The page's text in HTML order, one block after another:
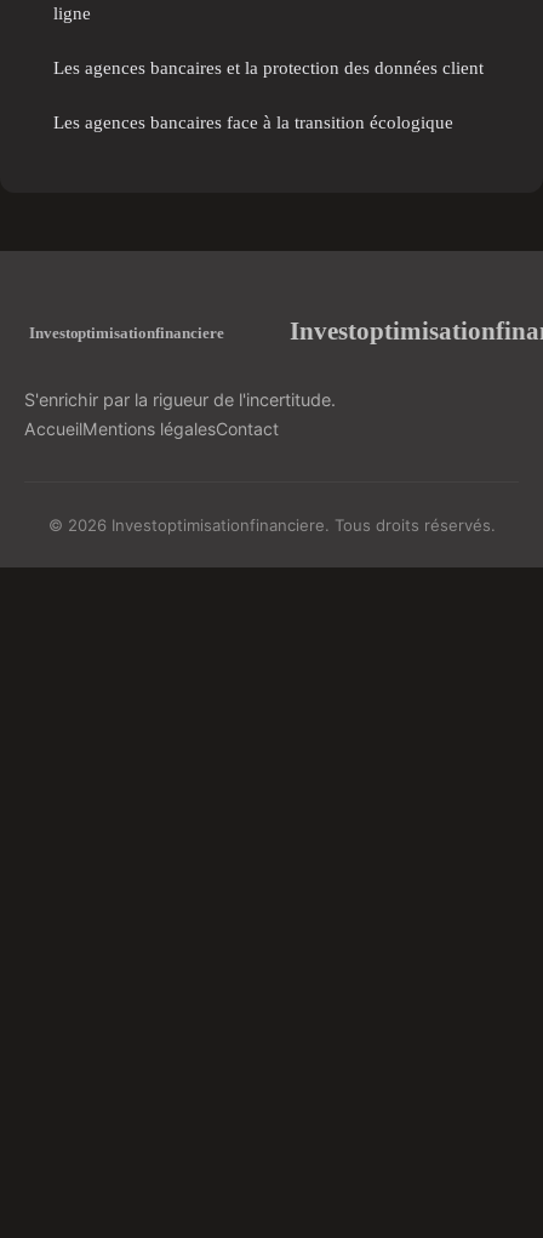
ligne
Les agences bancaires et la protection des données client
Les agences bancaires face à la transition écologique
S'enrichir par la rigueur de l'incertitude.
AccueilMentions légalesContact
© 2026 Investoptimisationfinanciere. Tous droits réservés.